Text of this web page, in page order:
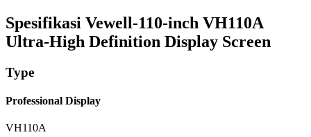
Spesifikasi Vewell-110-inch VH110A
Ultra-High Definition Display Screen
Type
Professional Display
VH110A